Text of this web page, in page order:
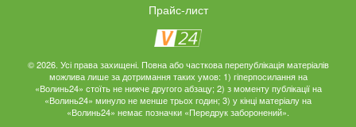
Помер чоловік відомої української акторки
Українці дали невтішний прогноз щодо термінів
14:24
У Луцьку жінка організувала бордель в орендованій
квартирі
Пенсіонери в Україні будуть отримувати по дві пенсії
Прайс-лист
© 2026. Усі права захищені. Повна або часткова перепублікація матеріалів
можлива лише за дотримання таких умов: 1) гіперпосилання на
«Волинь24» стоїть не нижче другого абзацу; 2) з моменту публікації на
«Волинь24» минуло не менше трьох годин; 3) у кінці матеріалу на
«Волинь24» немає позначки «Передрук заборонений».